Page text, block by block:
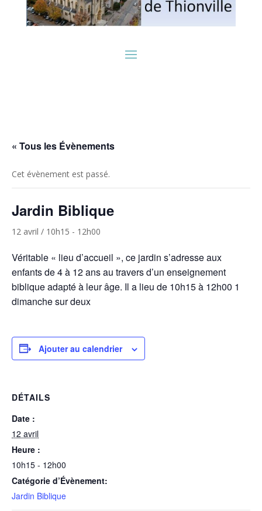
« Tous les Évènements
Cet évènement est passé.
Jardin Biblique
12 avril / 10h15 - 12h00
Véritable « lieu d’accueil », ce jardin s’adresse aux
enfants de 4 à 12 ans au travers d’un enseignement
biblique adapté à leur âge. Il a lieu de 10h15 à 12h00 1
dimanche sur deux
Ajouter au calendrier
DÉTAILS
Date :
12 avril
Heure :
10h15 - 12h00
Catégorie d’Évènement:
Jardin Biblique